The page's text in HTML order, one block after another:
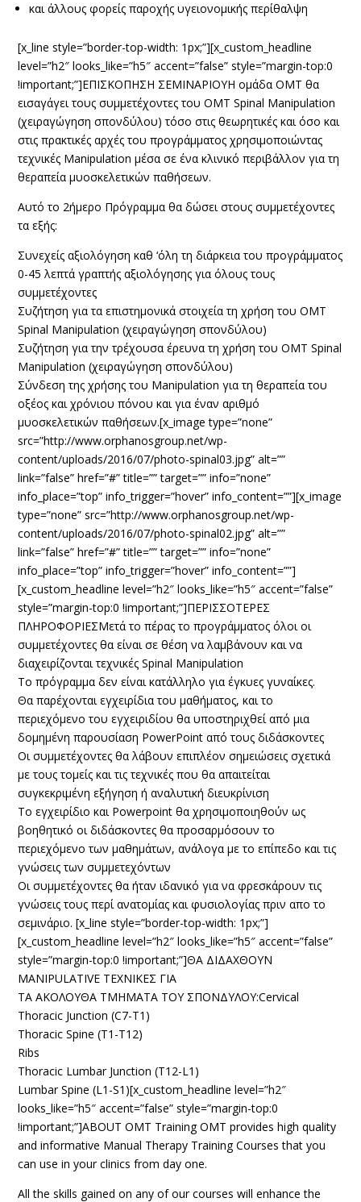
και άλλους φορείς παροχής υγειονομικής περίθαλψη
[x_line style=”border-top-width: 1px;”][x_custom_headline
level=”h2″ looks_like=”h5″ accent=”false” style=”margin-top:0
!important;”]ΕΠΙΣΚΟΠΗΣΗ ΣΕΜΙΝΑΡΙΟΥΗ ομάδα OMT θα
εισαγάγει τους συμμετέχοντες του OMT Spinal Manipulation
(χειραγώγηση σπονδύλου) τόσο στις θεωρητικές και όσο και
στις πρακτικές αρχές του προγράμματος χρησιμοποιώντας
τεχνικές Manipulation μέσα σε ένα κλινικό περιβάλλον για τη
θεραπεία μυοσκελετικών παθήσεων.
Αυτό το 2ήμερο Πρόγραμμα θα δώσει στους συμμετέχοντες
τα εξής:
Συνεχείς αξιολόγηση καθ ‘όλη τη διάρκεια του προγράμματος
0-45 λεπτά γραπτής αξιολόγησης για όλους τους
συμμετέχοντες
Συζήτηση για τα επιστημονικά στοιχεία τη χρήση του OMT
Spinal Manipulation (χειραγώγηση σπονδύλου)
Συζήτηση για την τρέχουσα έρευνα τη χρήση του OMT Spinal
Manipulation (χειραγώγηση σπονδύλου)
Σύνδεση της χρήσης του Manipulation για τη θεραπεία του
οξέος και χρόνιου πόνου και για έναν αριθμό
μυοσκελετικών παθήσεων.[x_image type=”none”
src=”http://www.orphanosgroup.net/wp-
content/uploads/2016/07/photo-spinal03.jpg” alt=””
link=”false” href=”#” title=”” target=”” info=”none”
info_place=”top” info_trigger=”hover” info_content=””][x_image
type=”none” src=”http://www.orphanosgroup.net/wp-
content/uploads/2016/07/photo-spinal02.jpg” alt=””
link=”false” href=”#” title=”” target=”” info=”none”
info_place=”top” info_trigger=”hover” info_content=””]
[x_custom_headline level=”h2″ looks_like=”h5″ accent=”false”
style=”margin-top:0 !important;”]ΠΕΡΙΣΣΟΤΕΡΕΣ
ΠΛΗΡΟΦΟΡΙΕΣΜετά το πέρας το προγράμματος όλοι οι
συμμετέχοντες θα είναι σε θέση να λαμβάνουν και να
διαχειρίζονται τεχνικές Spinal Manipulation
Το πρόγραμμα δεν είναι κατάλληλο για έγκυες γυναίκες.
Θα παρέχονται εγχειρίδια του μαθήματος, και το
περιεχόμενο του εγχειριδίου θα υποστηριχθεί από μια
δομημένη παρουσίαση PowerPoint από τους διδάσκοντες
Οι συμμετέχοντες θα λάβουν επιπλέον σημειώσεις σχετικά
με τους τομείς και τις τεχνικές που θα απαιτείται
συγκεκριμένη εξήγηση ή αναλυτική διευκρίνιση
Το εγχειρίδιο και Powerpoint θα χρησιμοποιηθούν ως
βοηθητικό οι διδάσκοντες θα προσαρμόσουν το
περιεχόμενο των μαθημάτων, ανάλογα με το επίπεδο και τις
γνώσεις των συμμετεχόντων
Οι συμμετέχοντες θα ήταν ιδανικό για να φρεσκάρουν τις
γνώσεις τους περί ανατομίας και φυσιολογίας πριν απο το
σεμινάριο. [x_line style=”border-top-width: 1px;”]
[x_custom_headline level=”h2″ looks_like=”h5″ accent=”false”
style=”margin-top:0 !important;”]ΘΑ ΔΙΔΑΧΘΟΥΝ
MANIPULATIVE ΤΕΧΝΙΚΕΣ ΓΙΑ
ΤΑ ΑΚΟΛΟΥΘΑ ΤΜΗΜΑΤΑ ΤΟΥ ΣΠΟΝΔΥΛΟΥ:Cervical
Thoracic Junction (C7-T1)
Thoracic Spine (T1-T12)
Ribs
Thoracic Lumbar Junction (T12-L1)
Lumbar Spine (L1-S1)[x_custom_headline level=”h2″
looks_like=”h5″ accent=”false” style=”margin-top:0
!important;”]ABOUT OMT Training OMT provides high quality
and informative Manual Therapy Training Courses that you
can use in your clinics from day one.
All the skills gained on any of our courses will enhance the